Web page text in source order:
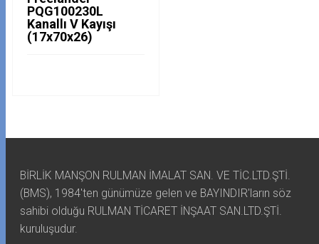
PQG100230L
Kanallı V Kayışı
(17x70x26)
BİRLİK MANŞON RULMAN İMALAT SAN. VE TİC.LTD.ŞTİ.
(BMS), 1984'ten günümüze gelen ve BAYINDIR'ların söz
sahibi olduğu RULMAN TİCARET İNŞAAT SAN.LTD.ŞTİ.
kuruluşudur.